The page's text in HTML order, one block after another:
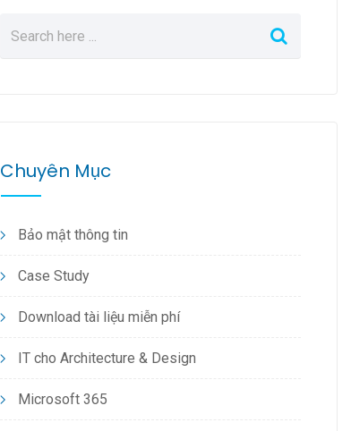
Chuyên Mục
Bảo mật thông tin
Case Study
Download tài liệu miễn phí
IT cho Architecture & Design
Microsoft 365